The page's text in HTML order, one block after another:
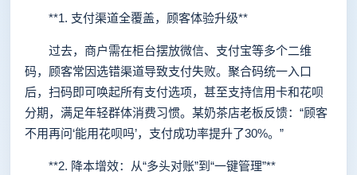
**1. 支付渠道全覆盖，顾客体验升级**
过去，商户需在柜台摆放微信、支付宝等多个二维
码，顾客常因选错渠道导致支付失败。聚合码统一入口
后，扫码即可唤起所有支付选项，甚至支持信用卡和花呗
分期，满足年轻群体消费习惯。某奶茶店老板反馈：“顾客
不用再问‘能用花呗吗’，支付成功率提升了30%。”
**2. 降本增效：从“多头对账”到“一键管理”**